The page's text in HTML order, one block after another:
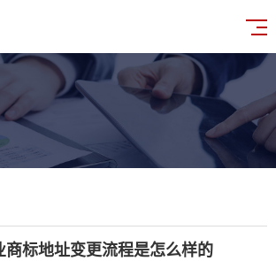
商标地址变更流程是怎么样的